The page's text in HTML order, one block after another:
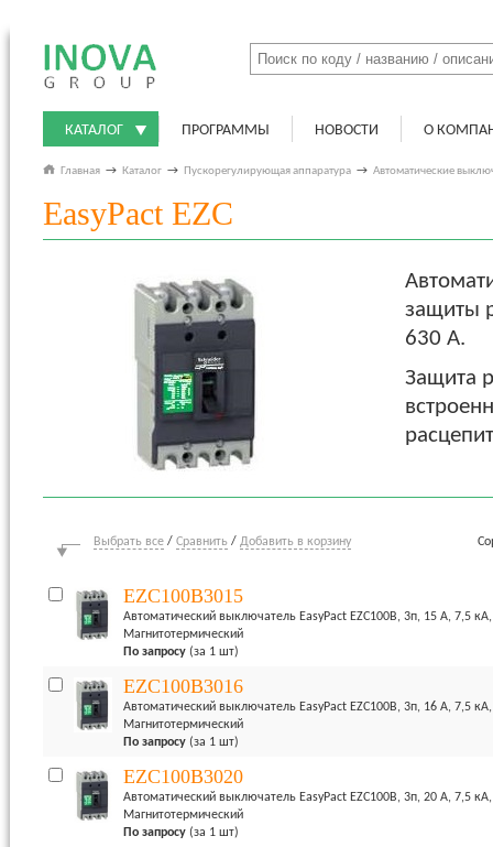
КАТАЛОГ ПРОГРАММЫ НОВОСТИ О
Главная → Каталог → Пускорегулирующая аппаратура → Автоматические
EasyPact EZC
защиты
630 А.
Защита
Выбрать все / Сравнить / Добавить в корзину
EZC100B3015
Автоматический выключатель EasyPact EZC100B, 3п, 15 А, 7,5
Магнитотермический
По запросу (за 1 шт)
EZC100B3016
Автоматический выключатель EasyPact EZC100B, 3п, 16 А, 7,5
Магнитотермический
По запросу (за 1 шт)
EZC100B3020
Автоматический выключатель EasyPact EZC100B, 3п, 20 А, 7,5
Магнитотермический
По запросу (за 1 шт)